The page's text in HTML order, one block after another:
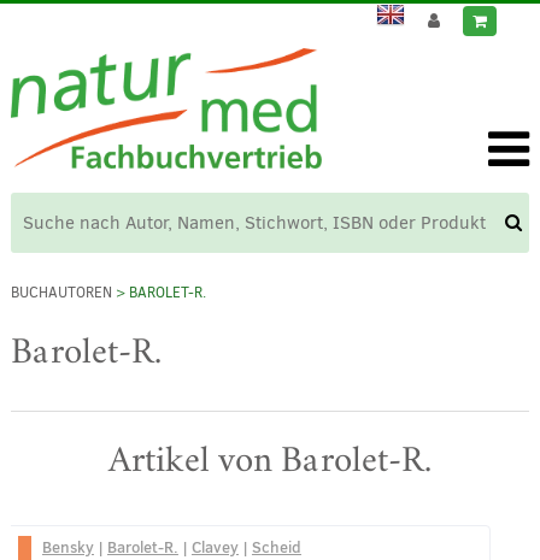
BUCHAUTOREN > BAROLET-R.
Barolet-R.
Artikel von Barolet-R.
Bensky| Barolet-R. | Clavey| Scheid